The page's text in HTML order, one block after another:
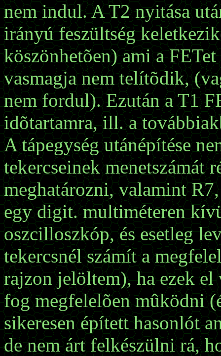
nem indul. A T2 nyitása
irányú feszültség
köszönhetõen) ami a
vasmagja nem telítõdik,
nem fordul). Ezután a T1
idõtartamra, ill. a
A tápegység utánépítése
tekercseinek menetszámát
meghatározni, valamint
egy digit. multiméteren
oszcilloszkóp, és esetleg
tekercsnél számít a
rajzon jelöltem), ha ezek el
fog megfelelõen mûködni
sikeresen épített hasonlót
de nem árt felkészülni rá,